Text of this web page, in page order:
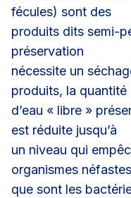
fécules) sont des
produits dits semi-
préservation
nécessite un
produits, la quantité
d’eau « libre »
est réduite jusqu’à
un niveau qui
organismes néfastes
que sont les